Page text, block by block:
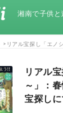
湘南で子供と
リアル宝探し「エノ
リアル
～」：
宝探し